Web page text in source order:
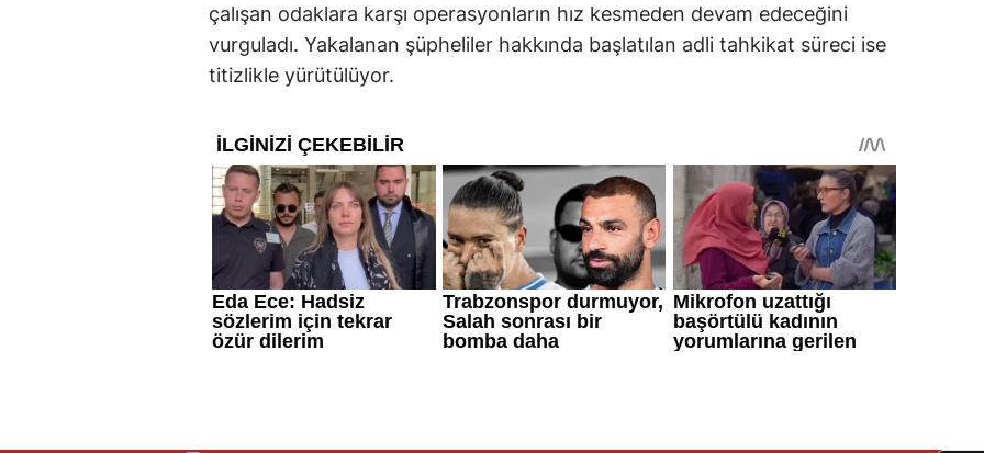
çalışan odaklara karşı operasyonların hız kesmeden devam edeceğini
vurguladı. Yakalanan şüpheliler hakkında başlatılan adli tahkikat süreci ise
titizlikle yürütülüyor.